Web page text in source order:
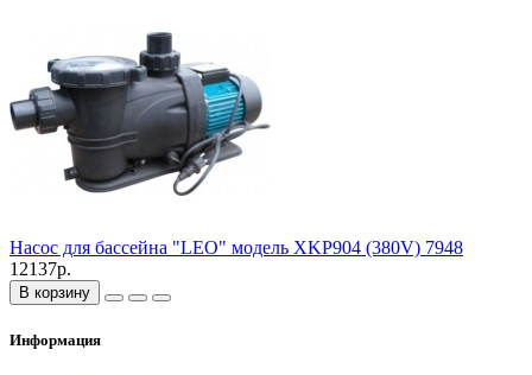
Насос для бассейна "LEO" модель XKP904 (380V) 7948
12137р.
В корзину
Информация